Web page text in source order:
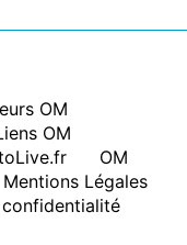
OM
OM
OM
Mentions Légales